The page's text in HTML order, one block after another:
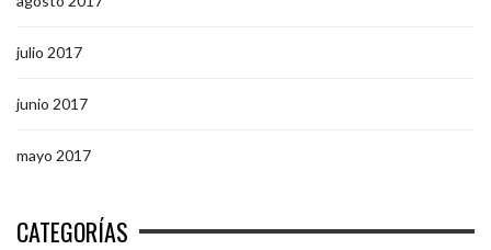
julio 2017
junio 2017
mayo 2017
CATEGORÍAS